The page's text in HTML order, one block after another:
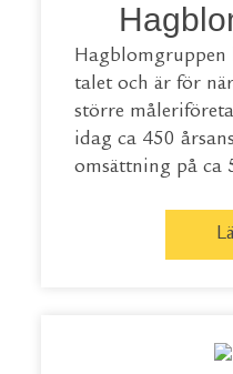
talet och är för
större
idag ca 450
omsättning på ca